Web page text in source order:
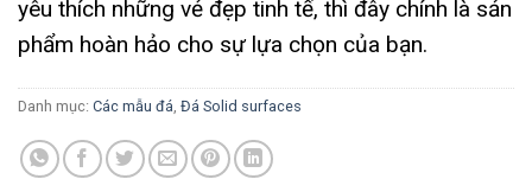
yêu thích những vẻ đẹp tinh tế, thì đây chính là sản
phẩm hoàn hảo cho sự lựa chọn của bạn.
Danh mục: Các mẫu đá Đá Solid surfaces